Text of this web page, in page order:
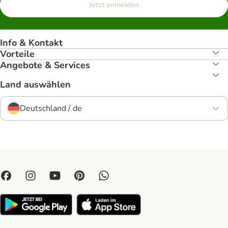
Jetzt anmelden
Info & Kontakt
Vorteile
Angebote & Services
Land auswählen
Deutschland / de